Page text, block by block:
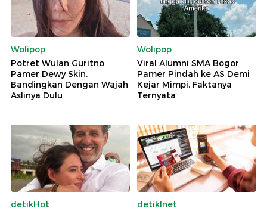
Wolipop
Potret Wulan Guritno
Pamer Dewy Skin,
Bandingkan Dengan Wajah
Aslinya Dulu
Wolipop
Viral Alumni SMA Bogor
Pamer Pindah ke AS Demi
Kejar Mimpi, Faktanya
Ternyata
detikHot
detikInet